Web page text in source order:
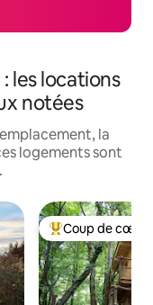
les locations
notées
la
logements sont
Coup de cœur
Coup de cœur